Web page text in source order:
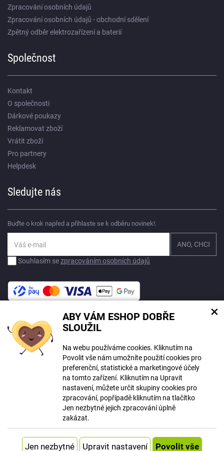
ABY VÁM ESHOP DOBŘE
SLOUŽIL
Na webu používáme cookies. Kliknutím na
Povolit vše nám umožníte použití cookies pro
preferenční, statistické a marketingové účely
na tomto zařízení. Kliknutím na Upravit
nastavení, můžete určit skupiny cookies pro
zpracování, popřípadě kliknutím na tlačítko
Jen nezbytné jejich zpracování úplně
zakázat.
Upravit nastavení
×
Zpracování osobních údajů
Zpracování osobních údajů - obchodní sdělení
Zpětný odběr elektrozařízení a baterií
Společnost
Kontakt
O společnosti
Dárkové poukazy
Reklamovat zboží
Vrátit zboží
Pro partnery
Helpdesk
Sledujte nás
Buďte o krok napřed a přihlaste se k odběru novinek!.
Souhlasím sezpracováním osobních údajů
Na tomto webu mohou být při tvorbě obsahu využívány nástroje umělé
inteligence. Více informacízde.
© Copyright ECLIPSERA s.r.o.
Všechna práva vyhrazena
Slovenská verze
HU
RO
Zobrazit klasickou verzi
Systém